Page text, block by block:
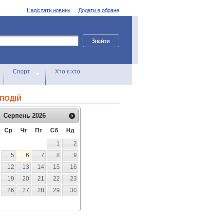
Додати в обране
Надіслати новину
Спорт Хто є хто
Серпень 2026
Ср Чт Пт Сб
Нд
1
2
5 6 7 8
9
12 13 14 15
16
19 20 21 22
23
26 27 28 29
30